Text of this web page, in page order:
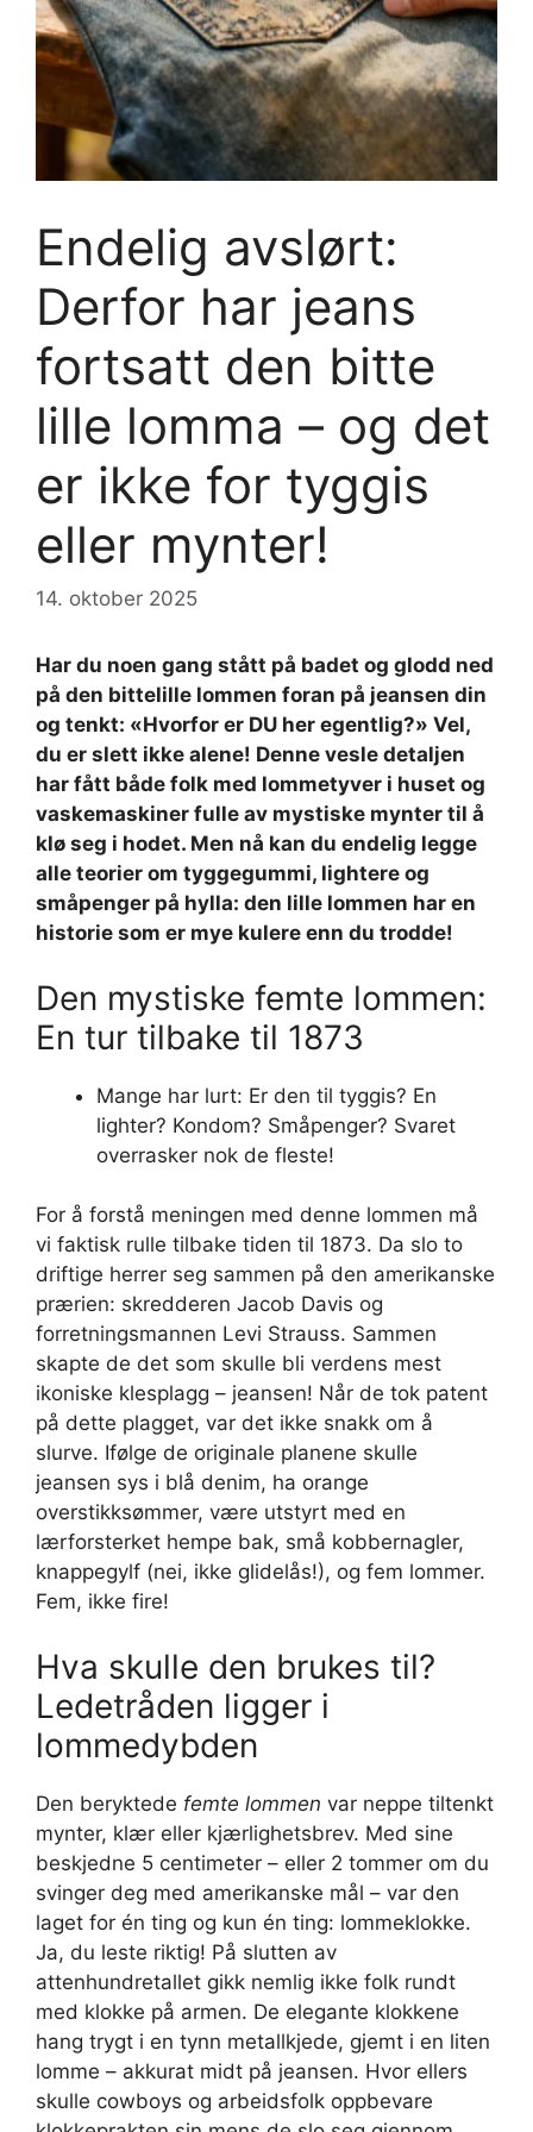
Endelig avslørt:
Derfor har jeans
fortsatt den bitte
lille lomma – og det
er ikke for tyggis
eller mynter!
14. oktober 2025
Har du noen gang stått på badet og glodd ned
på den bittelille lommen foran på jeansen din
og tenkt: «Hvorfor er DU her egentlig?» Vel,
du er slett ikke alene! Denne vesle detaljen
har fått både folk med lommetyver i huset og
vaskemaskiner fulle av mystiske mynter til å
klø seg i hodet. Men nå kan du endelig legge
alle teorier om tyggegummi, lightere og
småpenger på hylla: den lille lommen har en
historie som er mye kulere enn du trodde!
Den mystiske femte lommen:
En tur tilbake til 1873
Mange har lurt: Er den til tyggis? En
lighter? Kondom? Småpenger? Svaret
overrasker nok de fleste!
For å forstå meningen med denne lommen må
vi faktisk rulle tilbake tiden til 1873. Da slo to
driftige herrer seg sammen på den amerikanske
prærien: skredderen Jacob Davis og
forretningsmannen Levi Strauss. Sammen
skapte de det som skulle bli verdens mest
ikoniske klesplagg – jeansen! Når de tok patent
på dette plagget, var det ikke snakk om å
slurve. Ifølge de originale planene skulle
jeansen sys i blå denim, ha orange
overstikksømmer, være utstyrt med en
lærforsterket hempe bak, små kobbernagler,
knappegylf (nei, ikke glidelås!), og fem lommer.
Fem, ikke fire!
Hva skulle den brukes til?
Ledetråden ligger i
lommedybden
Den beryktede femte lommen var neppe tiltenkt
mynter, klær eller kjærlighetsbrev. Med sine
beskjedne 5 centimeter – eller 2 tommer om du
svinger deg med amerikanske mål – var den
laget for én ting og kun én ting: lommeklokke.
Ja, du leste riktig! På slutten av
attenhundretallet gikk nemlig ikke folk rundt
med klokke på armen. De elegante klokkene
hang trygt i en tynn metallkjede, gjemt i en liten
lomme – akkurat midt på jeansen. Hvor ellers
skulle cowboys og arbeidsfolk oppbevare